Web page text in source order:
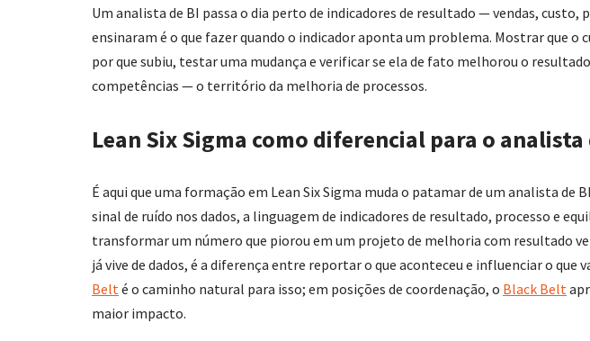
Um analista de BI passa o dia perto de indicadores de resultado — vendas, custo,
ensinaram é o que fazer quando o indicador aponta um problema. Mostrar que o
por que subiu, testar uma mudança e verificar se ela de fato melhorou o
competências — o território da melhoria de processos.
Lean Six Sigma como diferencial para o analista
É aqui que uma formação em Lean Six Sigma muda o patamar de um analista de
sinal de ruído nos dados, a linguagem de indicadores de resultado, processo e
transformar um número que piorou em um projeto de melhoria com resultado
já vive de dados, é a diferença entre reportar o que aconteceu e influenciar o que
Belt é o caminho natural para isso; em posições de coordenação, o Black Belt
maior impacto.